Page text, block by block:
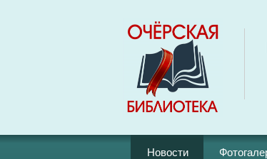
Новости